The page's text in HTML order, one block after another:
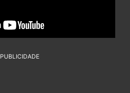
PUBLICIDADE